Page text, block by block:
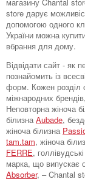
store дарує
допомогою одного
України можна
вбрання для дому.
Відвідати сайт - як
познайомить із
форм. Кожен розділ
міжнародних
Неповторна жіноча
білизна Aubade,
жіноча білизна
tam.tam, жіноча
FERRE,
марка, що випускає
Absorber, – Chantal